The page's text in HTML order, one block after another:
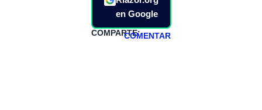
en Google
COMPARTE:COMENTAR